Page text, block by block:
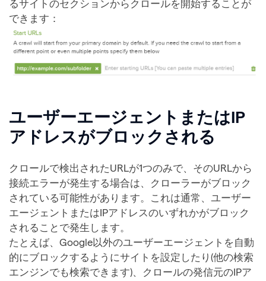
るサイトのセクションからクロールを開始することが
できます：
ユーザーエージェントまたはIP
アドレスがブロックされる
クロールで検出されたURLが1つのみで、そのURLから
接続エラーが発生する場合は、クローラーがブロック
されている可能性があります。これは通常、ユーザー
エージェントまたはIPアドレスのいずれかがブロック
されることで発生します。
たとえば、Google以外のユーザーエージェントを自動
的にブロックするようにサイトを設定したり(他の検索
エンジンでも検索できます)、クロールの発信元のIPア